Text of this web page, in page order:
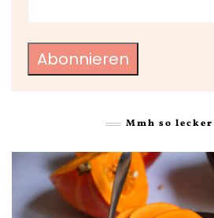
Abonnieren
Mmh so